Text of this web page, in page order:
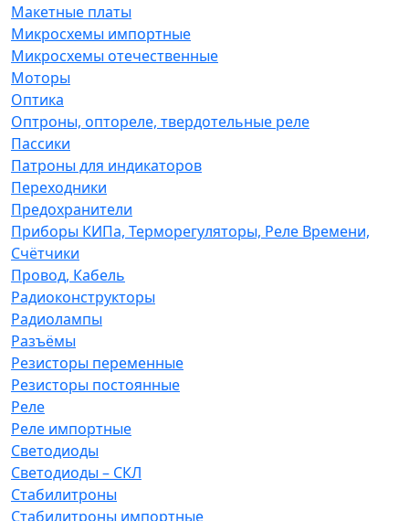
Макетные платы
Микросхемы импортные
Микросхемы отечественные
Моторы
Оптика
Оптроны, оптореле, твердотельные реле
Пассики
Патроны для индикаторов
Переходники
Предохранители
Приборы КИПа, Терморегуляторы, Реле Времени,
Счётчики
Провод, Кабель
Радиоконструкторы
Радиолампы
Разъёмы
Резисторы переменные
Резисторы постоянные
Реле
Реле импортные
Светодиоды
Светодиоды – СКЛ
Стабилитроны
Стабилитроны импортные